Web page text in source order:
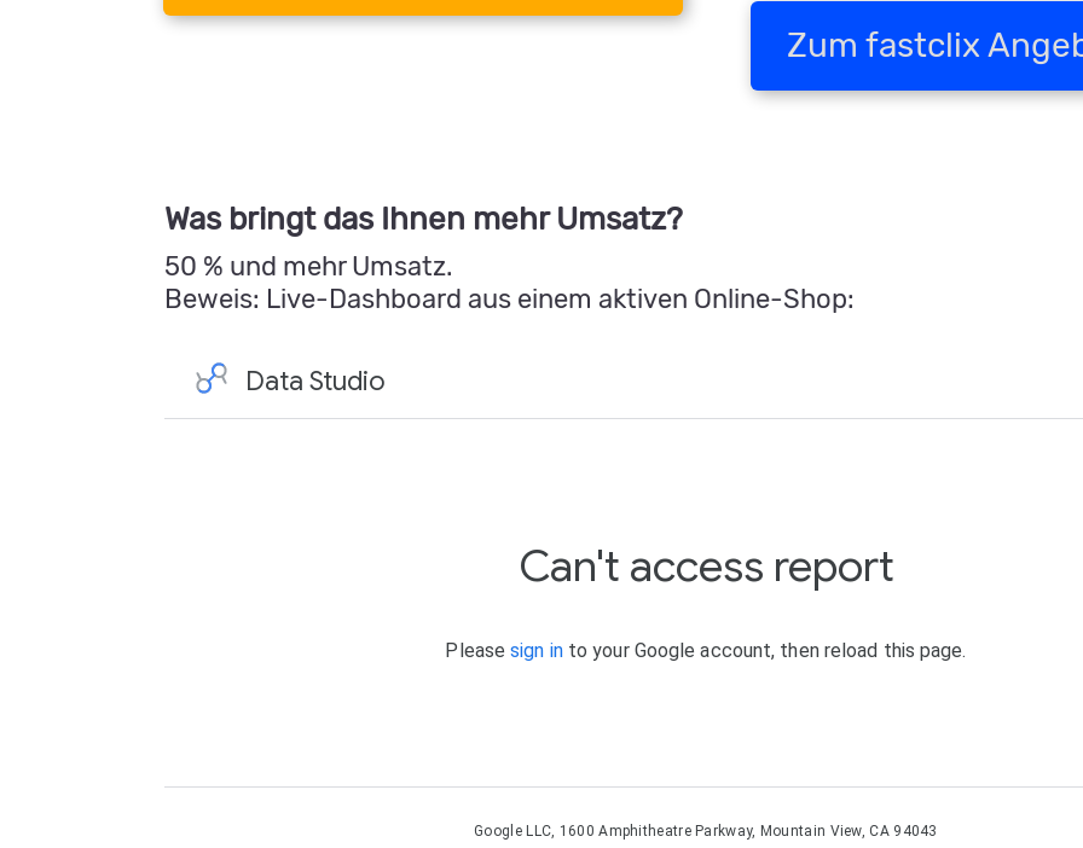
Zum fastclix
Was bringt das Ihnen mehr Umsatz?
50 % und mehr Umsatz.
Beweis: Live-Dashboard aus einem aktiven Online-Shop: